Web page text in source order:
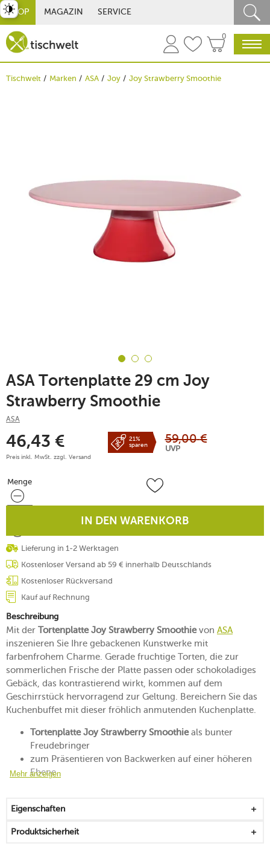
SHOP MAGAZIN SERVICE
0
Tischwelt Marken ASA Joy Joy Strawberry Smoothie
ASA Tortenplatte 29 cm Joy
Strawberry Smoothie
ASA
46,43 €
Preis inkl. MwSt. zzgl. Versand
21%
sparen
59,00 €
UVP
Menge
Menge
IN DEN WARENKORB
Lieferung in 1-2 Werktagen
Kostenloser Versand ab 59 € innerhalb Deutschlands
Kostenloser Rückversand
Kauf auf Rechnung
Beschreibung
Mit der Tortenplatte Joy Strawberry Smoothievon ASA
inszenieren Sie Ihre gebackenen Kunstwerke mit
farbenfrohem Charme. Gerade fruchtige Torten, die zur
sommerlichen Frische der Platte passen oder schokoladiges
Gebäck, das kontrastierend wirkt, kommen auf dem
Geschirrstück hervorragend zur Geltung. Bereichern Sie das
Kuchenbuffet mit dieser fröhlich anmutenden Kuchenplatte.
Tortenplatte Joy Strawberry Smoothieals bunter
Freudebringer
zum Präsentieren von Backwerken auf einer höheren
Ebene
bringt sommerliche Vibes auf den Tisch
für alle Fans von fröhlichen Arrangements
Mehr anzeigen
Eigenschaften
Produktsicherheit
umschalten